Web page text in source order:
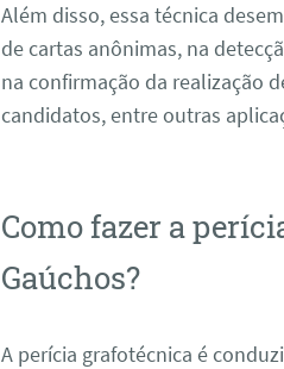
Além disso, essa técnica
de cartas anônimas, na
na confirmação da realização
candidatos, entre outras
Como fazer a
Gaúchos?
A perícia grafotécnica é